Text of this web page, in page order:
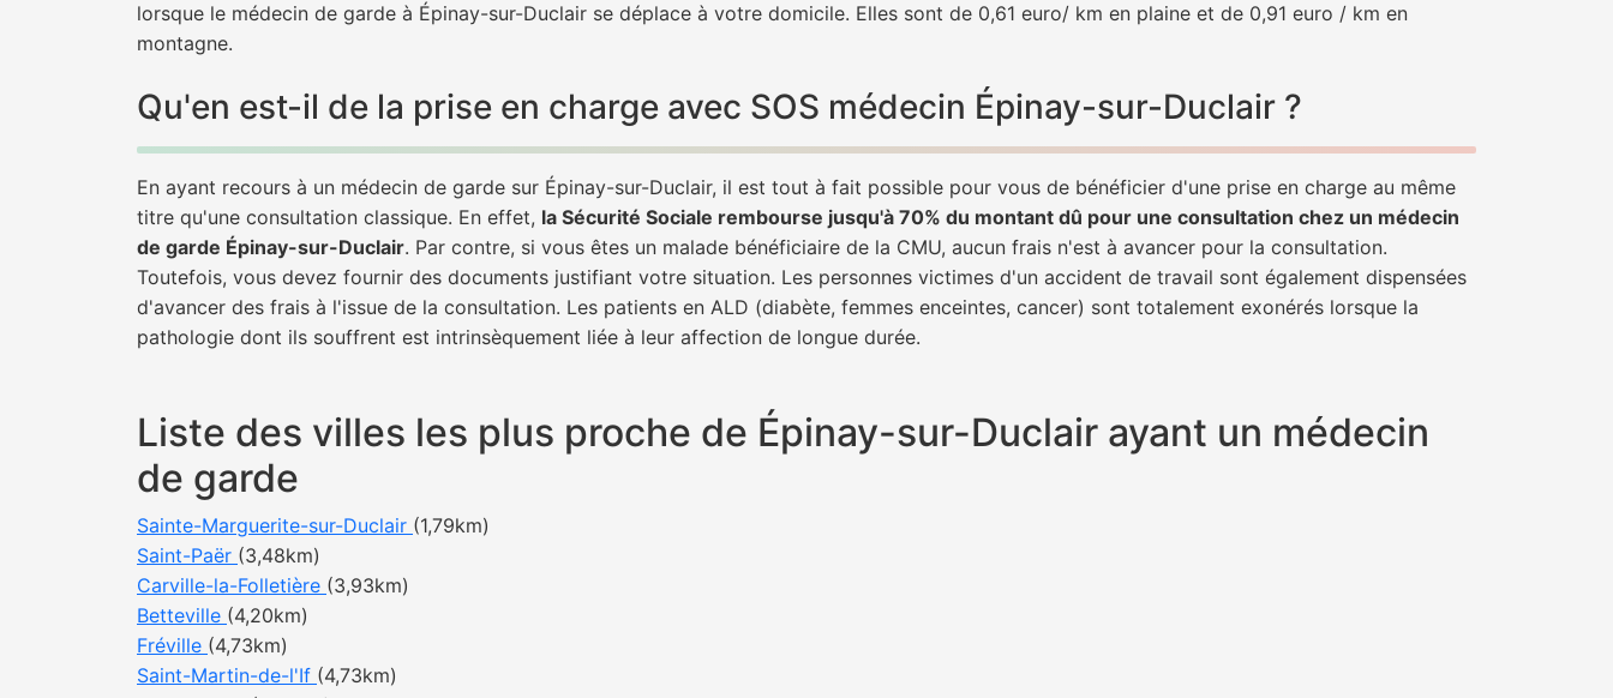
lorsque le médecin de garde à Épinay-sur-Duclair se déplace à votre domicile. Elles sont de 0,61 euro/ km en plaine et de 0,91 euro / km en
montagne.
Qu'en est-il de la prise en charge avec SOS médecin Épinay-sur-Duclair ?
En ayant recours à un médecin de garde sur Épinay-sur-Duclair, il est tout à fait possible pour vous de bénéficier d'une prise en charge au même
titre qu'une consultation classique. En effet, la Sécurité Sociale rembourse jusqu'à 70% du montant dû pour une consultation chez un médecin
de garde Épinay-sur-Duclair. Par contre, si vous êtes un malade bénéficiaire de la CMU, aucun frais n'est à avancer pour la consultation.
Toutefois, vous devez fournir des documents justifiant votre situation. Les personnes victimes d'un accident de travail sont également dispensées
d'avancer des frais à l'issue de la consultation. Les patients en ALD (diabète, femmes enceintes, cancer) sont totalement exonérés lorsque la
pathologie dont ils souffrent est intrinsèquement liée à leur affection de longue durée.
Liste des villes les plus proche de Épinay-sur-Duclair ayant un médecin
de garde
Sainte-Marguerite-sur-Duclair (1,79km)
Saint-Paër (3,48km)
Carville-la-Folletière (3,93km)
Betteville (4,20km)
Fréville (4,73km)
Saint-Martin-de-l'If (4,73km)